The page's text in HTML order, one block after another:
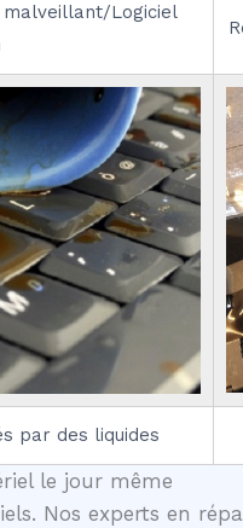
malveillant/Logiciel
par des liquides
le jour même
Nos experts en